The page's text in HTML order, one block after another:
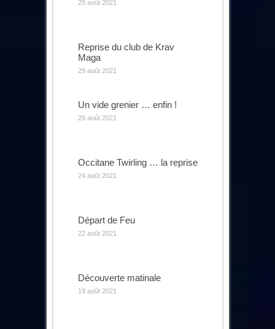
29 août 2021
Reprise du club de Krav
Maga
29 août 2021
Un vide grenier … enfin !
29 août 2021
Occitane Twirling … la reprise
24 août 2021
Départ de Feu
22 août 2021
Découverte matinale
19 août 2021